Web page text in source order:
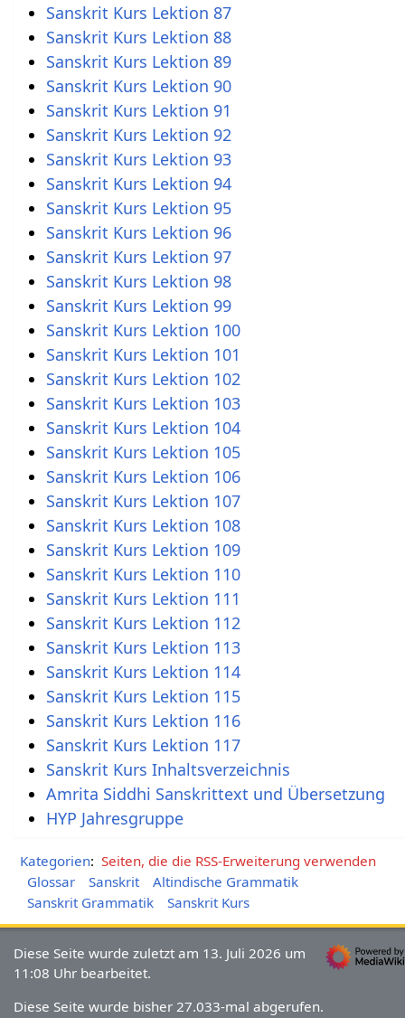
Sanskrit Kurs Lektion 87
Sanskrit Kurs Lektion 88
Sanskrit Kurs Lektion 89
Sanskrit Kurs Lektion 90
Sanskrit Kurs Lektion 91
Sanskrit Kurs Lektion 92
Sanskrit Kurs Lektion 93
Sanskrit Kurs Lektion 94
Sanskrit Kurs Lektion 95
Sanskrit Kurs Lektion 96
Sanskrit Kurs Lektion 97
Sanskrit Kurs Lektion 98
Sanskrit Kurs Lektion 99
Sanskrit Kurs Lektion 100
Sanskrit Kurs Lektion 101
Sanskrit Kurs Lektion 102
Sanskrit Kurs Lektion 103
Sanskrit Kurs Lektion 104
Sanskrit Kurs Lektion 105
Sanskrit Kurs Lektion 106
Sanskrit Kurs Lektion 107
Sanskrit Kurs Lektion 108
Sanskrit Kurs Lektion 109
Sanskrit Kurs Lektion 110
Sanskrit Kurs Lektion 111
Sanskrit Kurs Lektion 112
Sanskrit Kurs Lektion 113
Sanskrit Kurs Lektion 114
Sanskrit Kurs Lektion 115
Sanskrit Kurs Lektion 116
Sanskrit Kurs Lektion 117
Sanskrit Kurs Inhaltsverzeichnis
Amrita Siddhi Sanskrittext und Übersetzung
HYP Jahresgruppe
Kategorien: Seiten, die die RSS-Erweiterung verwenden
Glossar
Sanskrit
Altindische Grammatik
Sanskrit Grammatik
Sanskrit Kurs
Diese Seite wurde zuletzt am 13. Juli 2026 um
11:08 Uhr bearbeitet.
Diese Seite wurde bisher 27.033-mal abgerufen.